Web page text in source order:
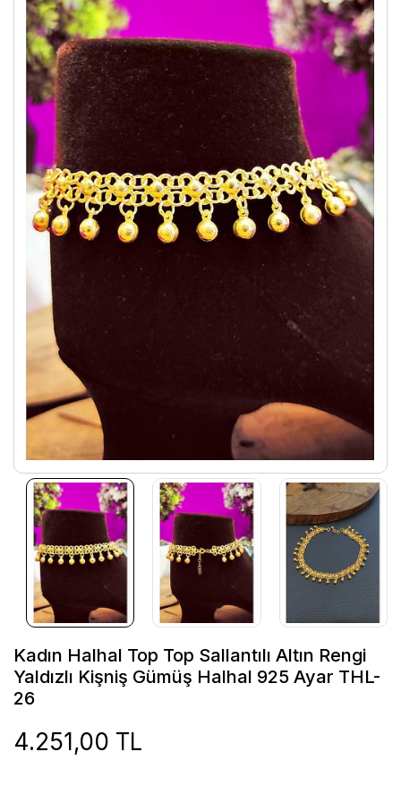
Kadın Halhal Top Top Sallantılı Altın Rengi
Yaldızlı Kişniş Gümüş Halhal 925 Ayar THL-
26
4.251,00 TL